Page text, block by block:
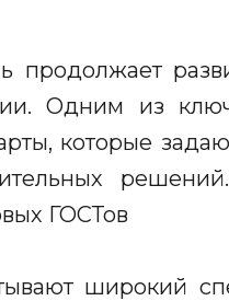
продолжает
Одним из
которые
ГОСТов
широкий